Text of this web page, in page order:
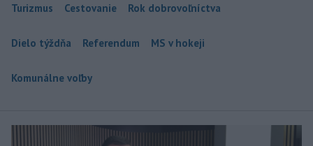
Turizmus Cestovanie Rok dobrovoľníctva
Dielo týždňa Referendum MS v hokeji
Komunálne voľby